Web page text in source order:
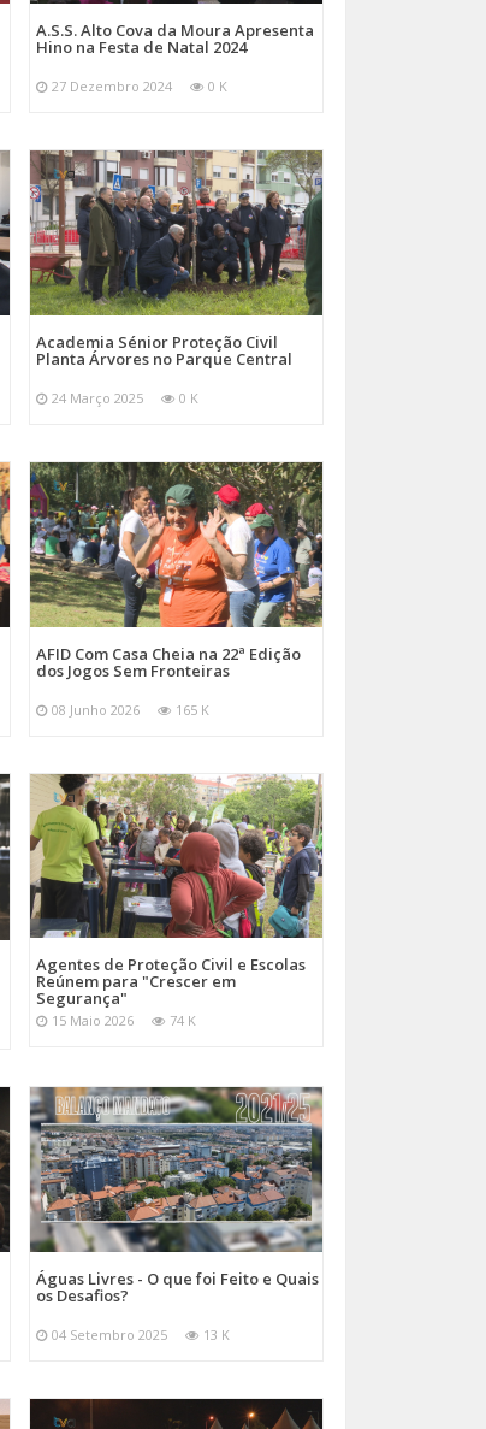
A.S.S. Alto Cova da Moura Apresenta
Hino na Festa de Natal 2024
27 Dezembro 2024 0 K
Academia Sénior Proteção Civil
Planta Árvores no Parque Central
24 Março 2025 0 K
AFID Com Casa Cheia na 22ª Edição
dos Jogos Sem Fronteiras
08 Junho 2026 165 K
Agentes de Proteção Civil e Escolas
Reúnem para "Crescer em
Segurança"
15 Maio 2026 74 K
Águas Livres - O que foi Feito e Quais
os Desafios?
04 Setembro 2025 13 K